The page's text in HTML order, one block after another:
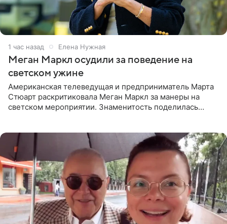
1 час назад Елена Нужная
Меган Маркл осудили за поведение на
светском ужине
Американская телеведущая и предприниматель Марта
Стюарт раскритиковала Меган Маркл за манеры на
светском мероприятии. Знаменитость поделилась